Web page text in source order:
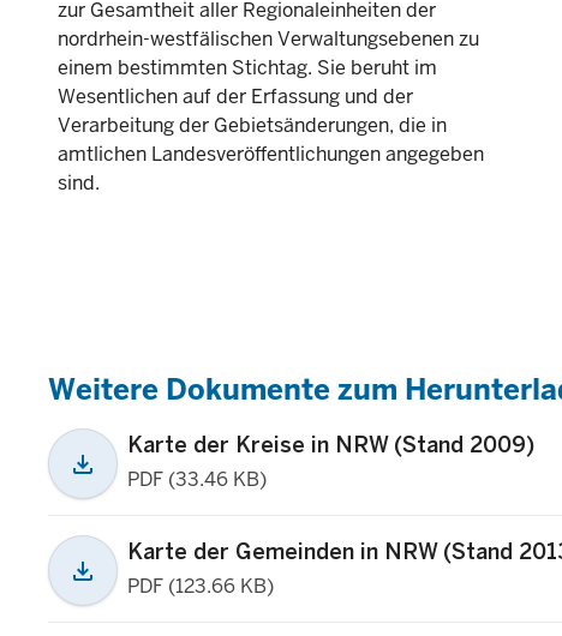
zur Gesamtheit aller Regionaleinheiten der
nordrhein-westfälischen Verwaltungsebenen zu
einem bestimmten Stichtag. Sie beruht im
Wesentlichen auf der Erfassung und der
Verarbeitung der Gebietsänderungen, die in
amtlichen Landesveröffentlichungen angegeben
sind.
Weitere Dokumente zum
download
Karte der Kreise in NRW (Stand 2009)
PDF (33.46 KB)
download
Karte der Gemeinden in NRW (Stand
PDF (123.66 KB)